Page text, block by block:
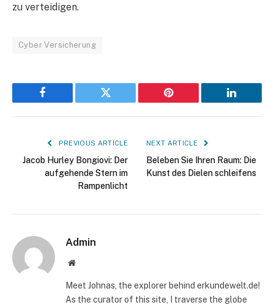
zu verteidigen.
Cyber Versicherung
Facebook Twitter Pinterest LinkedIn
PREVIOUS ARTICLE
Jacob Hurley Bongiovi: Der
aufgehende Stern im
Rampenlicht
NEXT ARTICLE
Beleben Sie Ihren Raum: Die
Kunst des Dielen schleifens
Admin
Website
Meet Johnas, the explorer behind erkundewelt.de!
As the curator of this site, I traverse the globe